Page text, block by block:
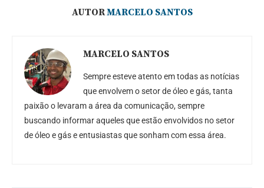
AUTORMARCELO SANTOS
MARCELO SANTOS
Sempre esteve atento em todas as notícias
que envolvem o setor de óleo e gás, tanta
paixão o levaram a área da comunicação, sempre
buscando informar aqueles que estão envolvidos no setor
de óleo e gás e entusiastas que sonham com essa área.